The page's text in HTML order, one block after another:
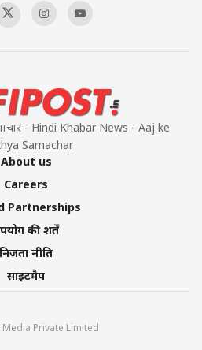
- Hindi Khabar News - Aaj ke
Samachar
About us
Careers
Partnerships
की शर्तें
निजता नीति
साइटमैप
Private Limited